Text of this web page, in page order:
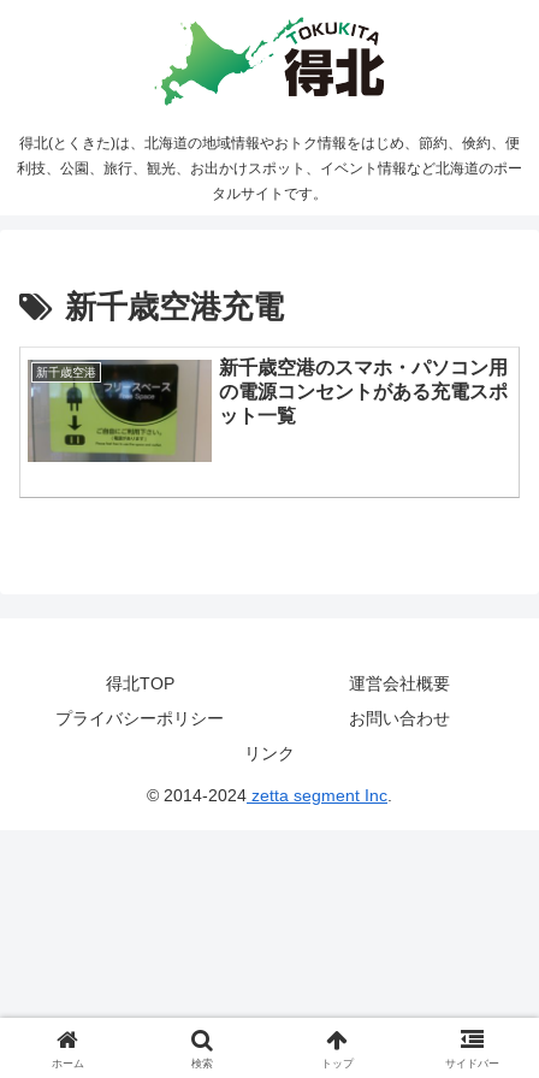
得北(とくきた)は、北海道の地域情報やおトク情報をはじめ、節約、倹約、便
利技、公園、旅行、観光、お出かけスポット、イベント情報など北海道のポー
タルサイトです。
新千歳空港充電
新千歳空港
新千歳空港のスマホ・パソコン用
の電源コンセントがある充電スポ
ット一覧
得北TOP
運営会社概要
プライバシーポリシー
お問い合わせ
リンク
© 2014-2024 zetta segment Inc
ホーム 検索 トップ サイドバー